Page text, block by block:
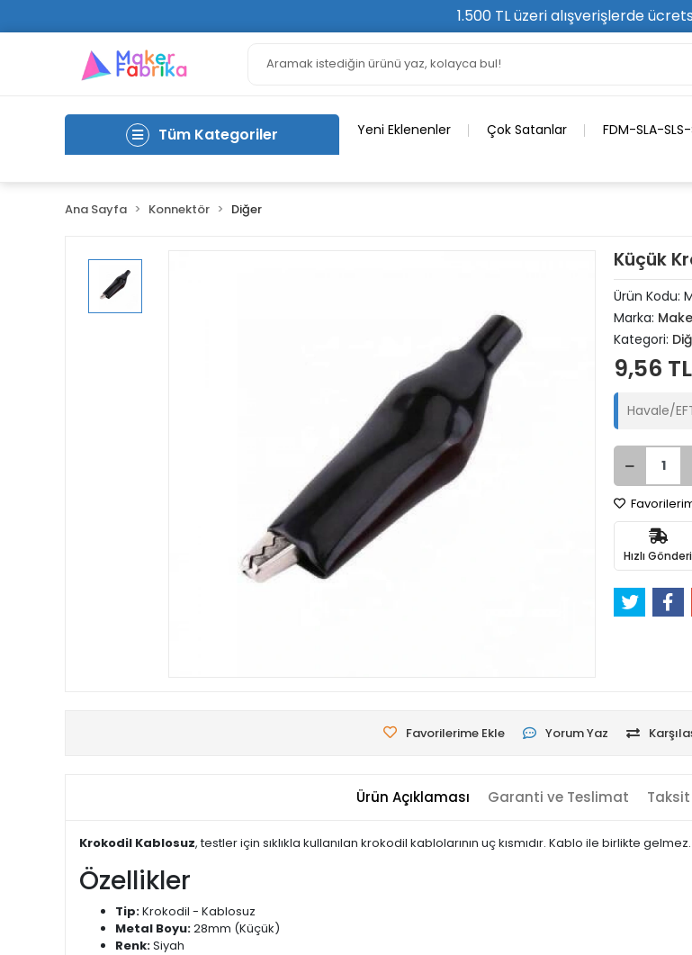
1.500 TL üzeri alışverişlerde
Tüm Kategoriler Yeni Eklenenler Çok Satanlar FDM-SLA-
Ana Sayfa Konnektör Diğer
Küçük
Ürün Kodu:
Marka:
Kategori:
9,56 TL
Havale/
Hızlı Gönderi
Favorilerime Ekle Yorum Yaz
Ürün Açıklaması Garanti ve Teslimat Taksit
Krokodil Kablosuz, testler için sıklıkla kullanılan krokodil kablolarının uç kısmıdır. Kablo ile birlikte gelmez.
Özellikler
Tip:Krokodil - Kablosuz
Metal Boyu:28mm (Küçük)
Renk:Siyah